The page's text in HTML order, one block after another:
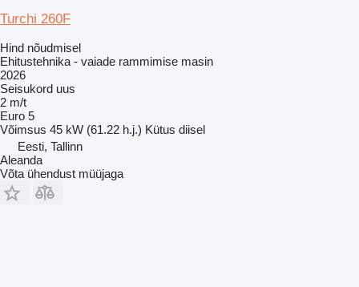
Turchi 260F
Hind nõudmisel
Ehitustehnika - vaiade rammimise masin
2026
Seisukord uus
2 m/t
Euro 5
Võimsus 45 kW (61.22 h.j.) Kütus diisel
Eesti, Tallinn
Aleanda
Võta ühendust müüjaga